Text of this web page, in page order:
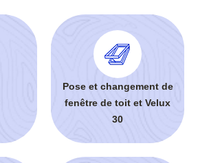
Pose et changement de
fenêtre de toit et Velux
30